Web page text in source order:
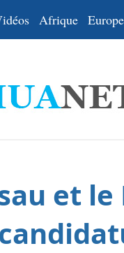
Afrique Europe
et